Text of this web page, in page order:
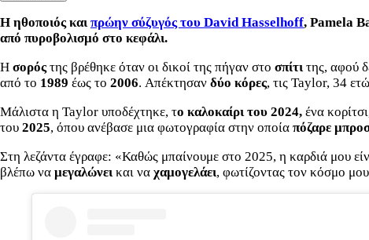
Η ηθοποιός καιπρώην σύζυγός του David Hasselhoff, Pamela
από πυροβολισμό στο κεφάλι.
Η σορόςτης βρέθηκε όταν οι δικοί της πήγαν στο σπίτιτης, αφού
από το 1989 έως το 2006. Απέκτησαν δύο κόρες, τις Taylor, 34
Μάλιστα η Taylor υποδέχτηκε, το καλοκαίρι του 2024, ένα
του 2025, όπου ανέβασε μια φωτογραφία στην οποία πόζαρε
Στη λεζάντα έγραφε: «Καθώς μπαίνουμε στο 2025, η καρδιά μου
βλέπω να μεγαλώνεικαι να χαμογελάει, φωτίζοντας τον κόσμο